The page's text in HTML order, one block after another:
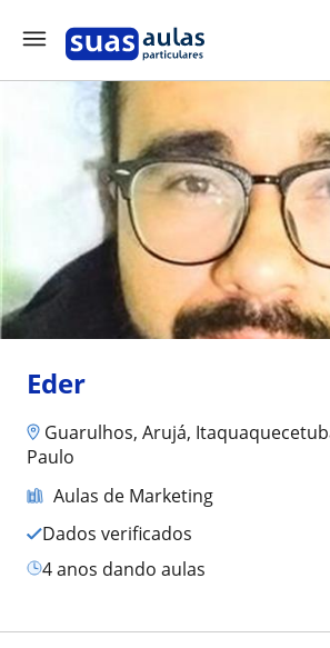
Eder
Guarulhos, Arujá,
Paulo
Aulas de Marketing
Dados verificados
4 anos dando aulas